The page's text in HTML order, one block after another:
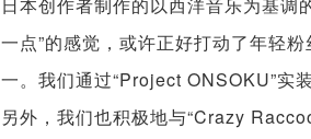
一点”的感觉，或许正好打动了年轻
一。我们通过“Project ONSOKU”实
另外，我们也积极地与“Crazy